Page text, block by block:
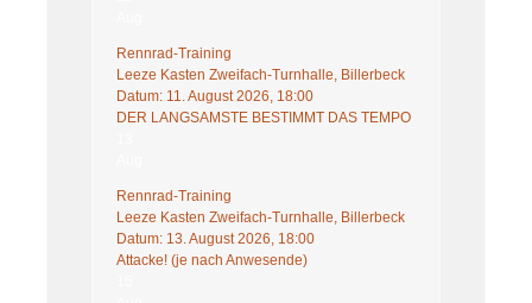
Rennrad-Training
Leeze Kasten Zweifach-Turnhalle, Billerbeck
Datum:11. August 2026, 18:00
DER LANGSAMSTE BESTIMMT DAS TEMPO
Rennrad-Training
Leeze Kasten Zweifach-Turnhalle, Billerbeck
Datum:13. August 2026, 18:00
Attacke! (je nach Anwesende)